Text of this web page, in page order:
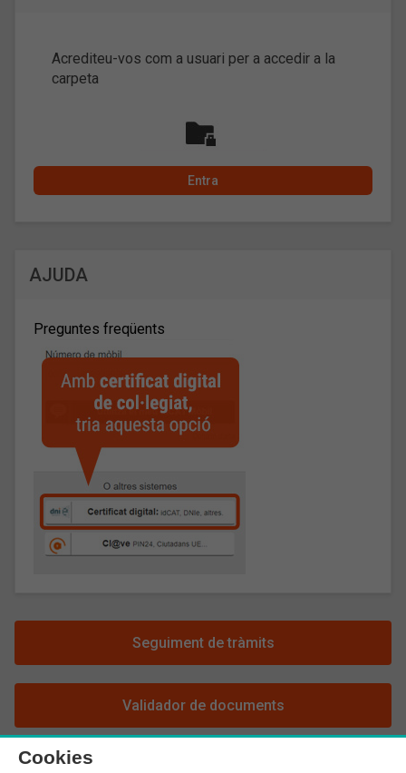
Acrediteu-vos com a usuari per a accedir a la
carpeta
AJUDA
Preguntes freqüents
Seguiment de tràmits
Validador de documents
Cookies